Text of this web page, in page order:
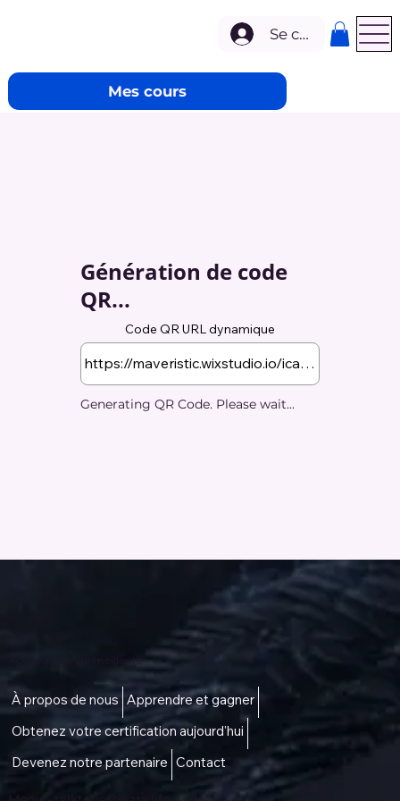
Mes cours
Se connecter
Génération de code
QR...
Code QR URL dynamique
Generating QR Code. Please wait...
Accès à une vie meilleure
À propos de nous Apprendre et gagner
Obtenez votre certification aujourd'hui
Devenez notre partenaire Contact